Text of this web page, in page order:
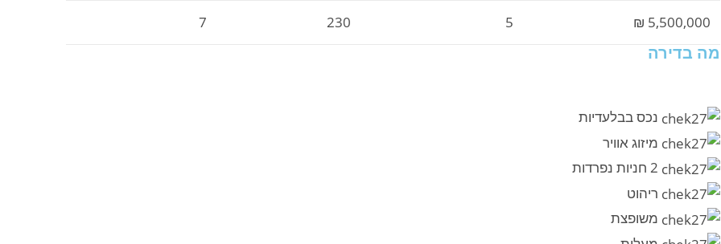
5,500,000 ₪
5
230
7
מה בדירה
נכס בבלעדיות
מיזוג אוויר
2 חניות נפרדות
ריהוט
משופצת